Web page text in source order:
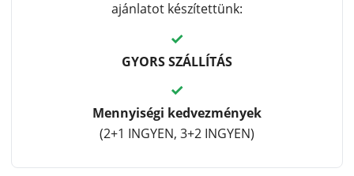
ajánlatot készítettünk:
✓
GYORS SZÁLLÍTÁS
✓
Mennyiségi kedvezmények
(2+1 INGYEN, 3+2 INGYEN)